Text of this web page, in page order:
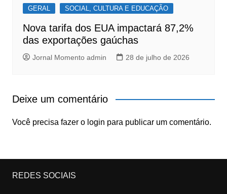
GERAL SOCIAL, CULTURA E EDUCAÇÃO
Nova tarifa dos EUA impactará 87,2%
das exportações gaúchas
Jornal Momento admin 28 de julho de 2026
Deixe um comentário
Você precisa fazer o login para publicar um comentário.
REDES SOCIAIS